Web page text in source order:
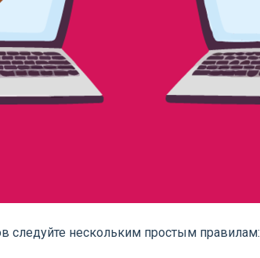
следуйте нескольким простым правилам: